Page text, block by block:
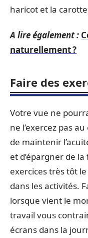
haricot et la
A lire également :
naturellement ?
Faire des
Votre vue ne
ne l’exercez pas
de maintenir
et d’épargner de
exercices très tôt
dans les activités.
lorsque vient le
travail vous
écrans dans la